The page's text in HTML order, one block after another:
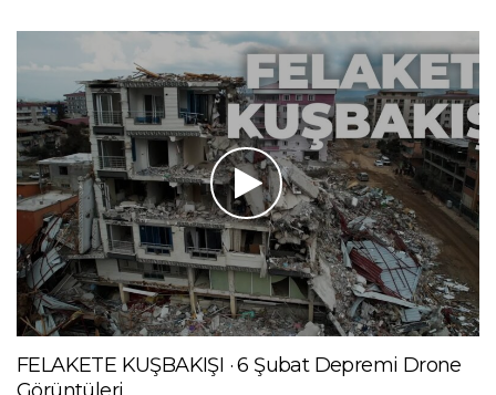
FELAKETE KUŞBAKIŞI · 6 Şubat Depremi Drone
Görüntüleri